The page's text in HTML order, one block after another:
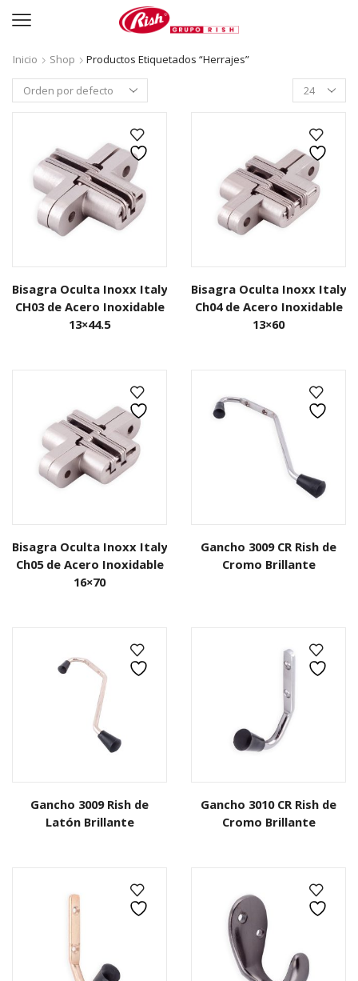
Inicio Shop
Productos Etiquetados “herrajes”
Productos
per
Bisagra Oculta Inoxx Italy
CH03 de Acero Inoxidable
13×44.5
Bisagra Oculta Inoxx Italy
Ch04 de Acero Inoxidable
13×60
Bisagra Oculta Inoxx Italy
Ch05 de Acero Inoxidable
16×70
Gancho 3009 CR Rish de
Cromo Brillante
Gancho 3009 Rish de
Latón Brillante
Gancho 3010 CR Rish de
Cromo Brillante